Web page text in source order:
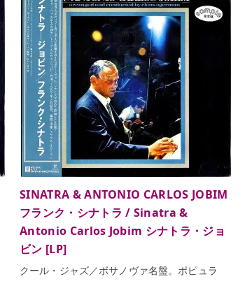
SINATRA & ANTONIO CARLOS JOBIM
フランク・シナトラ / Sinatra &
Antonio Carlos Jobim シナトラ・ジョ
ビン [LP]
クール・ジャズ／ボサノヴァ名盤。ポピュラ